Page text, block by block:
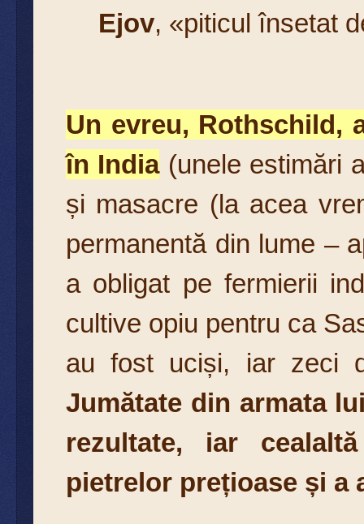
Ejov, «piticul însetat
Un evreu, Rothschild,
în India(unele estimări
și masacre (la acea
permanentă din lume –
a obligat pe fermierii
cultive opiu pentru ca
au fost uciși, iar zeci
Jumătate din armata
rezultate, iar
pietrelor prețioase și a